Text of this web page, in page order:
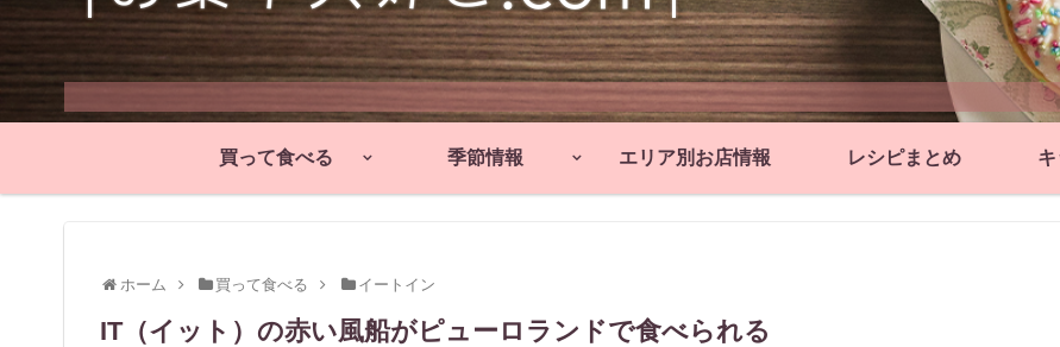
買って食べる 季節情報 エリア別お店情報 レシピまとめ
ホーム 買って食べる イートイン
IT（イット）の赤い風船がピューロランドで食べられる